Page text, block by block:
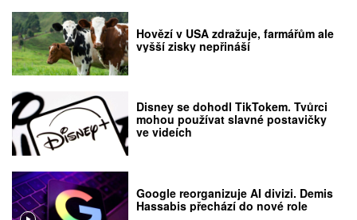
Hovězí v USA zdražuje, farmářům ale
vyšší zisky nepřináší
Disney se dohodl TikTokem. Tvůrci
mohou používat slavné postavičky
ve videích
Google reorganizuje AI divizi. Demis
Hassabis přechází do nové role